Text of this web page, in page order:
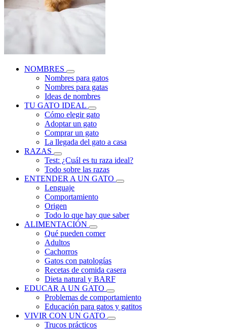
NOMBRES
Nombres para gatos
Nombres para gatas
Ideas de nombres
TU GATO IDEAL
Cómo elegir gato
Adoptar un gato
Comprar un gato
La llegada del gato a casa
RAZAS
Test: ¿Cuál es tu raza ideal?
Todo sobre las razas
ENTENDER A UN GATO
Lenguaje
Comportamiento
Origen
Todo lo que hay que saber
ALIMENTACIÓN
Qué pueden comer
Adultos
Cachorros
Gatos con patologías
Recetas de comida casera
Dieta natural y BARF
EDUCAR A UN GATO
Problemas de comportamiento
Educación para gatos y gatitos
VIVIR CON UN GATO
Trucos prácticos